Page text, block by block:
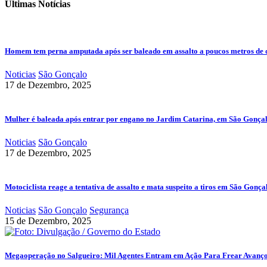
Últimas Notícias
Homem tem perna amputada após ser baleado em assalto a poucos metros de
Noticias São Gonçalo
17 de Dezembro, 2025
Mulher é baleada após entrar por engano no Jardim Catarina, em São
Noticias São Gonçalo
17 de Dezembro, 2025
Motociclista reage a tentativa de assalto e mata suspeito a tiros em São
Noticias São Gonçalo Segurança
15 de Dezembro, 2025
Megaoperação no Salgueiro: Mil Agentes Entram em Ação Para Frear